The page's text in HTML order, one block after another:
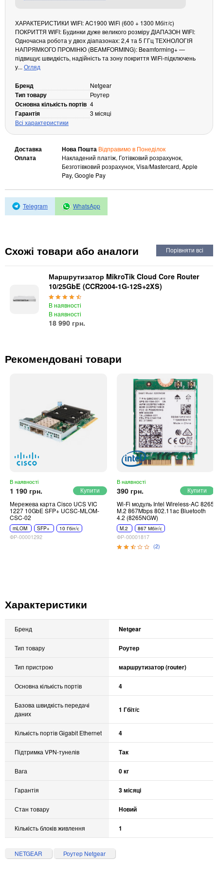
Аксесуари
Хаби і кардридери
Фильтри та стабілізатори
Павербанки
Аксесуари для ноутбуків
Акумулятори
Зовнішні блоки живлення
Периферійні пристрої
Монітори
Клавіатури, миші, комплекти
Відеоспостереження
IP-камери
Автономне живлення
ХАРАКТЕРИСТИКИ WIFI: AC1900 WiFi (600 + 1300 Мбіт/с)
ПОКРИТТЯ WIFI: Будинки дуже великого розміру ДІАПАЗОН WIFI:
Одночасна робота у двох діапазонах: 2,4 та 5 ГГц ТЕХНОЛОГІЯ
НАПРЯМКОГО ПРОМІНЮ (BEAMFORMING): Beamforming+ —
підвищує швидкість, надійність та зону покриття WiFi-підключень
у... Огляд
Бренд Netgear
Тип товару Роутер
Основна кількість портів 4
Гарантія
3 місяці
Всі характеристики
Доставка Нова Пошта Відправимо в Понеділок
Оплата
Накладений платіж, Готівковий розрахунок,
Безготівковий розрахунок, Visa/Mastercard, Apple
Pay, Google Pay
Telegram WhatsApp
Схожі товари або аналоги
Маршрутизатор MikroTik Cloud Core Router
10/25GbE (CCR2004-1G-12S+2XS)
В наявності
В наявності
18 990 грн.
Рекомендовані товари
В наявності
1 190 грн.
Мережева карта Cisco UCS VIC
1227 10GbE SFP+ UCSC-MLOM-
CSC-02
mLOM SFP+ 10 Гбіт/с
ФР-00001292
В наявності
390 грн.
Wi-Fi модуль Intel Wireless-AC 8265
M.2 867Mbps 802.11ac Bluetooth
4.2 (8265NGW)
M.2 867 Мбіт/с
ФР-00001817
(2)
Характеристики
Бренд Netgear
Тип товару Роутер
Тип пристрою маршрутизатор (router)
Основна кількість портів 4
Базова швидкість передачі
даних
1 Гбіт/с
Кількість портів Gigabit Ethernet 4
Підтримка VPN-тунелів Так
Вага 0 кг
Гарантія 3 місяці
Стан товару Новий
Кількість блоків живлення 1
NETGEAR Роутер Netgear